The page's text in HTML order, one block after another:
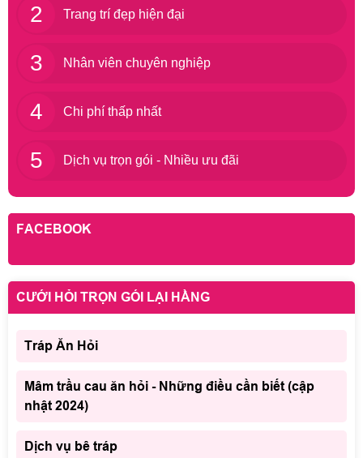
2 Trang trí đẹp hiện đại
3 Nhân viên chuyên nghiệp
4 Chi phí thấp nhất
5 Dịch vụ trọn gói - Nhiều ưu đãi
FACEBOOK
CƯỚI HỎI TRỌN GÓI LẠI HẰNG
Tráp Ăn Hỏi
Mâm trầu cau ăn hỏi - Những điều cần biết (cập
nhật 2024)
Dịch vụ bê tráp